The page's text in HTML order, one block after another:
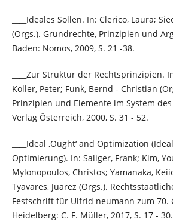
____Ideales Sollen. In: Clerico, Laura;
(Orgs.). Grundrechte, Prinzipien und
Baden: Nomos, 2009, S. 21 -38.
____Zur Struktur der Rechtsprinzipien.
Koller, Peter; Funk, Bernd - Christian
Prinzipien und Elemente im System des
Verlag Österreich, 2000, S. 31 - 52.
____Ideal ‚Ought‘ and Optimization
Optimierung). In: Saliger, Frank; Kim,
Mylonopoulos, Christos; Yamanaka,
Tyavares, Juarez (Orgs.).
Festschrift für Ulfrid neumann zum 70.
Heidelberg: C. F. Müller, 2017, S. 17 - 30.